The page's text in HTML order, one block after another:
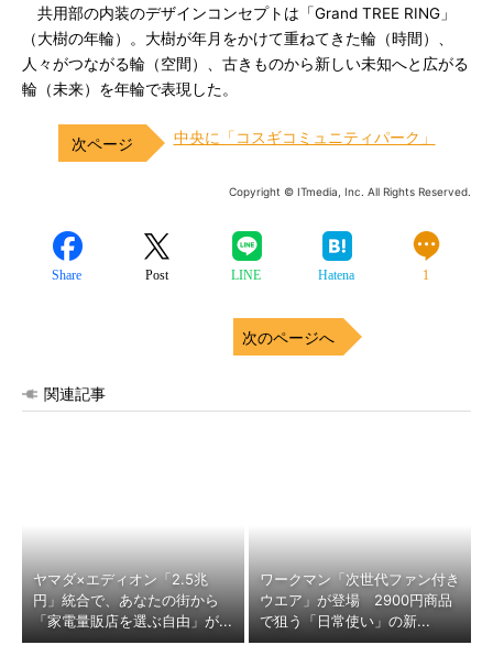
共用部の内装のデザインコンセプトは「Grand TREE RING」
（大樹の年輪）。大樹が年月をかけて重ねてきた輪（時間）、
人々がつながる輪（空間）、古きものから新しい未知へと広がる
輪（未来）を年輪で表現した。
中央に「コスギコミュニティパーク」
Copyright © ITmedia, Inc. All Rights Reserved.
Share Post LINE Hatena 1
次のページへ
関連記事
ヤマダ×エディオン「2.5兆
円」統合で、あなたの街から
「家電量販店を選ぶ自由」が...
ワークマン「次世代ファン付き
ウエア」が登場 2900円商品
で狙う「日常使い」の新...